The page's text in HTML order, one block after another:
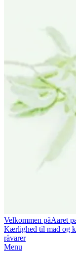
Velkommen påAaret
Kærlighed til mad og
råvarer
Primary
Menu